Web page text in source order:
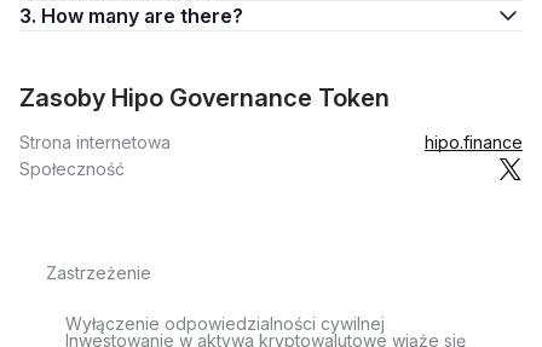
3. How many are there?
Zasoby Hipo Governance Token
Strona internetowa
hipo.finance
Społeczność
Zastrzeżenie
Wyłączenie odpowiedzialności cywilnej
Inwestowanie w aktywa kryptowalutowe wiąże się